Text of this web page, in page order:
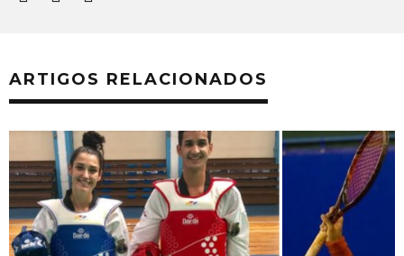
ARTIGOS RELACIONADOS